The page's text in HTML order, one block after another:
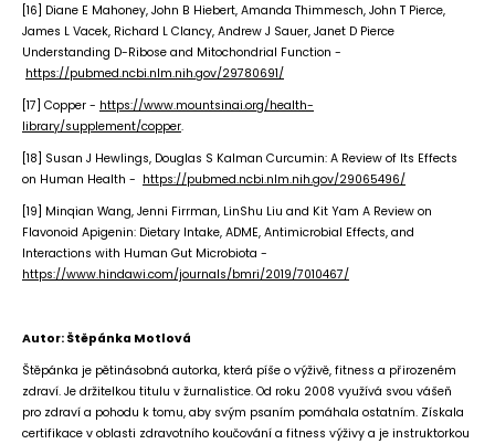
[16] Diane E Mahoney, John B Hiebert, Amanda Thimmesch, John T Pierce,
James L Vacek, Richard L Clancy, Andrew J Sauer, Janet D Pierce
Understanding D-Ribose and Mitochondrial Function -
https://pubmed.ncbi.nlm.nih.gov/29780691/
[17] Copper - https://www.mountsinai.org/health-
library/supplement/copper.
[18] Susan J Hewlings, Douglas S Kalman Curcumin: A Review of Its Effects
on Human Health - https://pubmed.ncbi.nlm.nih.gov/29065496/
[19] Minqian Wang, Jenni Firrman, LinShu Liu and Kit Yam A Review on
Flavonoid Apigenin: Dietary Intake, ADME, Antimicrobial Effects, and
Interactions with Human Gut Microbiota -
https://www.hindawi.com/journals/bmri/2019/7010467/
Autor: Štěpánka Motlová
Štěpánka je pětinásobná autorka, která píše o výživě, fitness a přirozeném
zdraví. Je držitelkou titulu v žurnalistice. Od roku 2008 využívá svou vášeň
pro zdraví a pohodu k tomu, aby svým psaním pomáhala ostatním. Získala
certifikace v oblasti zdravotního koučování a fitness výživy a je instruktorkou